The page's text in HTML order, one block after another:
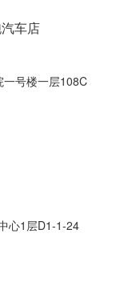
车店
号楼一层108C
心1层D1-1-24